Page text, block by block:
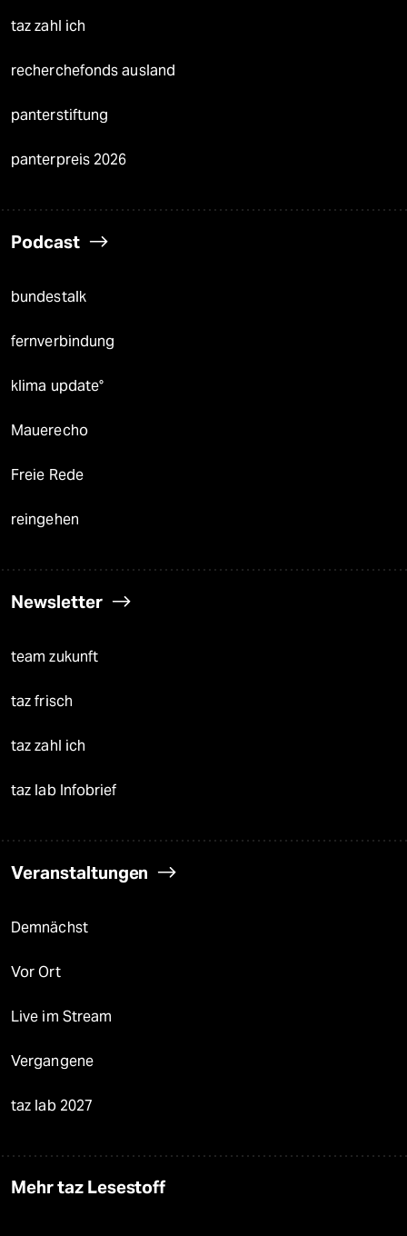
taz zahl ich
recherchefonds ausland
panterstiftung
panterpreis 2026
Podcast
bundestalk
fernverbindung
klima update°
Mauerecho
Freie Rede
reingehen
Newsletter
team zukunft
taz frisch
taz zahl ich
taz lab Infobrief
Veranstaltungen
Demnächst
Vor Ort
Live im Stream
Vergangene
taz lab 2027
Mehr taz Lesestoff